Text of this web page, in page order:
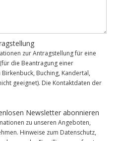
zur Antragstellung für eine
die Beantragung einer
Buching, Kandertal,
geeignet). Die Kontaktdaten der
Newsletter abonnieren
zu unseren Angeboten,
Hinweise zum Datenschutz,